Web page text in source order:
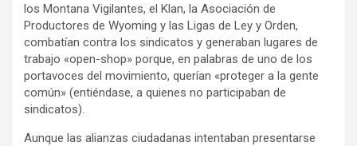
los Montana Vigilantes, el Klan, la Asociación de
Productores de Wyoming y las Ligas de Ley y Orden,
combatían contra los sindicatos y generaban lugares de
trabajo «open-shop» porque, en palabras de uno de los
portavoces del movimiento, querían «proteger a la gente
común» (entiéndase, a quienes no participaban de
sindicatos).
Aunque las alianzas ciudadanas intentaban presentarse